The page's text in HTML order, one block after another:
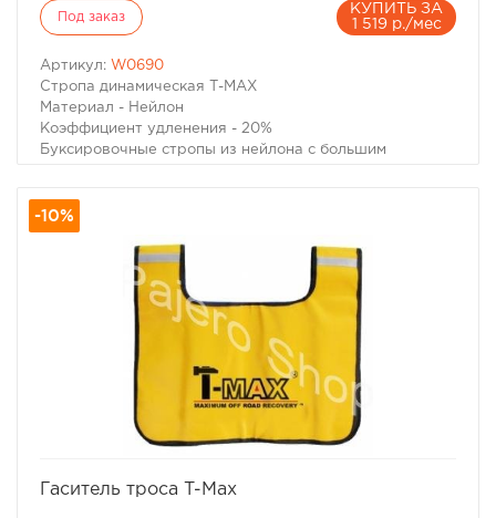
Под заказ
КУПИТЬ ЗА
1 519 р./мес
Артикул: W0690
Стропа динамическая Т-МАХ
Материал - Нейлон
Коэффициент удленения - 20%
Буксировочные стропы из нейлона с большим
практически неизбежных при прослаблениях троса
при движении, но и извлечь попавший в грязевой плен
автомобиль без вреда как для застрявшего
автомобиля, так и для тягача. Несмотря на то, что в
народе эти стропы прозвали "Рывковыми" тросами,
следует помнить, что при сильном рывке даже такой
специальной динамической стропой можно повредить
неподготовленный для внедорожной эксплуатации
автомобиль и нанести увечья окружающим людям.
Разрывная нагрузка - 15 тонн.
Ширина - 11 см.
Длина - 9 метров.
-10%
Гаситель троса T-Max